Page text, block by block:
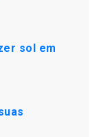
sol em